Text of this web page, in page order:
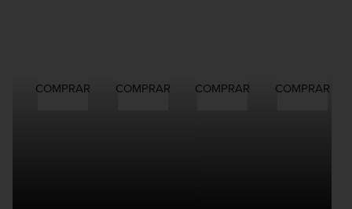
COMPRAR COMPRAR COMPRAR COMPRAR